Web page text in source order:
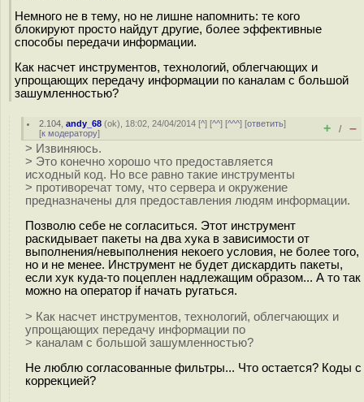
Немного не в тему, но не лишне напомнить: те кого
блокируют просто найдут другие, более эффективные
способы передачи информации.
Как насчет инструментов, технологий, облегчающих и
упрощающих передачу информации по каналам с большой
зашумленностью?
2.104 ,andy_68 (ok), 18:02, 24/04/2014 [^] [^^] [^^^] [ответить]
[к модератору] + / –
> Извиняюсь.
> Это конечно хорошо что предоставляется
исходный код. Но все равно такие инструменты
> противоречат тому, что сервера и окружение
предназначены для предоставления людям информации.
Позволю себе не согласиться. Этот инструмент
раскидывает пакеты на два хука в зависимости от
выполнения/невыполнения некоего условия, не более того,
но и не менее. Инструмент не будет дискардить пакеты,
если хук куда-то поцеплен надлежащим образом... А то так
можно на оператор if начать ругаться.
> Как насчет инструментов, технологий, облегчающих и
упрощающих передачу информации по
> каналам с большой зашумленностью?
Не люблю согласованные фильтры... Что остается? Коды с
коррекцией?